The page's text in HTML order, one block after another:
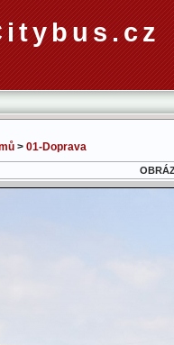
> 01-Doprava